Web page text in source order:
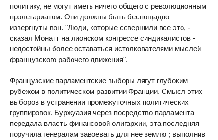
политику, не могут иметь ничего общего с революционным
пролетариатом. Они должны быть беспощадно
извергнуты вон. "Люди, которые совершили все это, -
сказал Монатт на лионском конгрессе синдикалистов -
недостойны более оставаться истолкователями мыслей
французского рабочего движения".
Французские парламентские выборы лягут глубоким
рубежом в политическом развитии Франции. Смысл этих
выборов в устранении промежуточных политических
группировок. Буржуазия через посредство парламента
передала власть финансовой олигархии, эта последняя
поручила генералам завоевать для нее землю ; выполнив